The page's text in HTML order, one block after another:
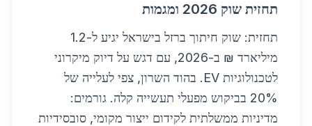
תחזית שוק 2026 ומגמות
תחזית: שוק חיתוך ברזל בישראל יגיע ל-1.2
מיליארד ₪ ב-2026, עם דגש על דיוק מיקרוני
לטכנולוגיות EV. בהוד השרון, צפי לעלייה של
20% בביקוש מפעלי תעשייה קלה. גורמים:
מדיניות ממשלתית לקידום ייצור מקומי, סובסידיות